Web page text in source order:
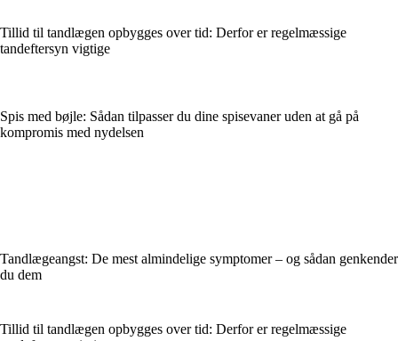
Tillid til tandlægen opbygges over tid: Derfor er regelmæssige
tandeftersyn vigtige
Spis med bøjle: Sådan tilpasser du dine spisevaner uden at gå på
kompromis med nydelsen
Tandlægeangst: De mest almindelige symptomer – og sådan genkender
du dem
Tillid til tandlægen opbygges over tid: Derfor er regelmæssige